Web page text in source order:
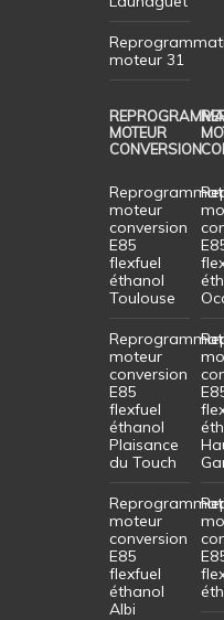
moteur 31
MOTEUR
CONVERSION
moteur
conversion
E85
flexfuel
éthanol
Toulouse
moteur
conversion
E85
flexfuel
éthanol
Plaisance
du Touch
moteur
conversion
E85
flexfuel
éthanol
Albi